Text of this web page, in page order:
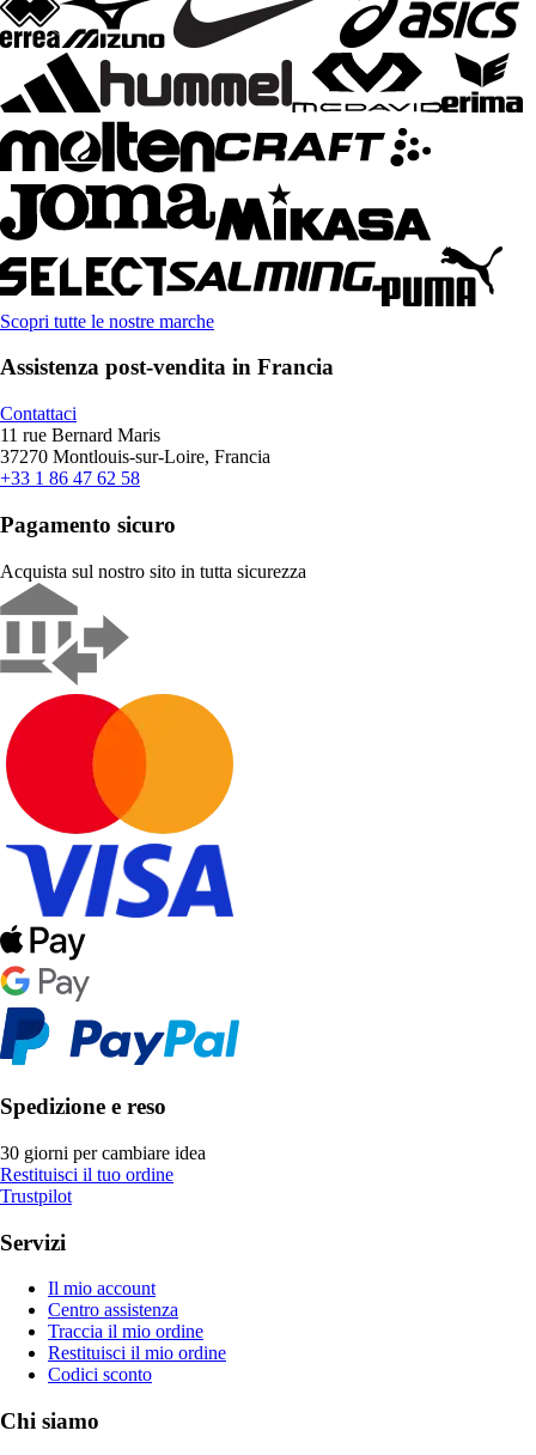
Scopri tutte le nostre marche
Assistenza post-vendita in Francia
Contattaci
11 rue Bernard Maris
37270 Montlouis-sur-Loire, Francia
+33 1 86 47 62 58
Pagamento sicuro
Acquista sul nostro sito in tutta sicurezza
Spedizione e reso
30 giorni per cambiare idea
Restituisci il tuo ordine
Trustpilot
Servizi
Il mio account
Centro assistenza
Traccia il mio ordine
Restituisci il mio ordine
Codici sconto
Chi siamo